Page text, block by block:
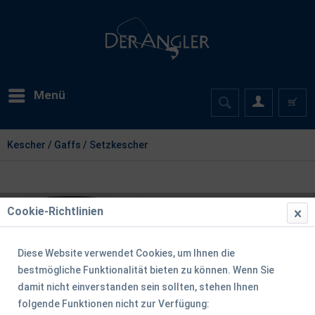
Menü
Kescher / Gaffs / Setzkescher
Cookie-Richtlinien
Diese Website verwendet Cookies, um Ihnen die
bestmögliche Funktionalität bieten zu können. Wenn Sie
damit nicht einverstanden sein sollten, stehen Ihnen
folgende Funktionen nicht zur Verfügung: